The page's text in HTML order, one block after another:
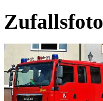
Zufallsfoto